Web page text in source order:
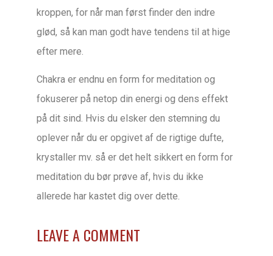
kroppen, for når man først finder den indre
glød, så kan man godt have tendens til at hige
efter mere.
Chakra er endnu en form for meditation og
fokuserer på netop din energi og dens effekt
på dit sind. Hvis du elsker den stemning du
oplever når du er opgivet af de rigtige dufte,
krystaller mv. så er det helt sikkert en form for
meditation du bør prøve af, hvis du ikke
allerede har kastet dig over dette.
LEAVE A COMMENT